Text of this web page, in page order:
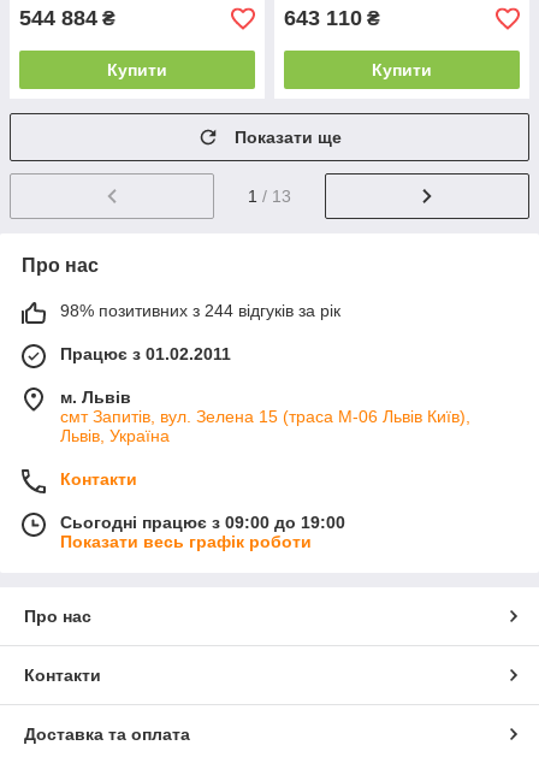
544 884 ₴
Купити
643 110 ₴
Купити
Показати ще
1 / 13
Про нас
98% позитивних з 244 відгуків за рік
Працює з 01.02.2011
м. Львів
смт Запитів, вул. Зелена 15 (траса М-06 Львів Київ),
Львів, Україна
Контакти
Сьогодні працює з 09:00 до 19:00
Показати весь графік роботи
Про нас
Контакти
Доставка та оплата